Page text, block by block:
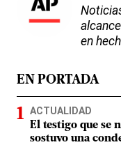
en
EN PORTADA
ACTUALIDAD
El testigo que se
sostuvo una